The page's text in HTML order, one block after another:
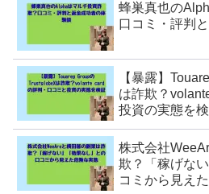
蜂巣真也の
口コミ・評判
【暴露】
は詐欺？
投資の実態を
株式会社
欺？「稼げな
コミから見え